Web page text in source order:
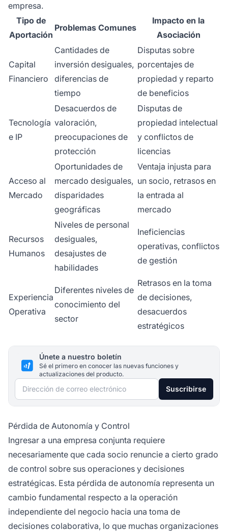
empresa.
Tipo de
Aportación
Problemas Comunes
Impacto en la
Asociación
Capital
Financiero
Cantidades de
inversión desiguales,
diferencias de
tiempo
Disputas sobre
porcentajes de
propiedad y reparto
de beneficios
Tecnología
e IP
Desacuerdos de
valoración,
preocupaciones de
protección
Disputas de
propiedad intelectual
y conflictos de
licencias
Acceso al
Mercado
Oportunidades de
mercado desiguales,
disparidades
geográficas
Ventaja injusta para
un socio, retrasos en
la entrada al
mercado
Recursos
Humanos
Niveles de personal
desiguales,
desajustes de
habilidades
Ineficiencias
operativas, conflictos
de gestión
Experiencia
Operativa
Diferentes niveles de
conocimiento del
sector
Retrasos en la toma
de decisiones,
desacuerdos
estratégicos
Únete a nuestro boletín
Sé el primero en conocer las nuevas funciones y
actualizaciones del producto.
Dirección de correo electrónico Suscribirse
Pérdida de Autonomía y Control
Ingresar a una empresa conjunta requiere
necesariamente que cada socio renuncie a cierto grado
de control sobre sus operaciones y decisiones
estratégicas. Esta pérdida de autonomía representa un
cambio fundamental respecto a la operación
independiente del negocio hacia una toma de
decisiones colaborativa, lo que muchas organizaciones